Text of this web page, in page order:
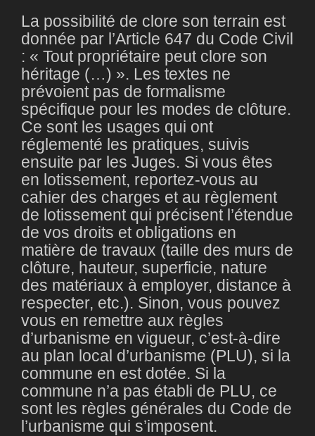
La possibilité de clore son terrain est
donnée par l’Article 647 du Code Civil
: « Tout propriétaire peut clore son
héritage (…) ». Les textes ne
prévoient pas de formalisme
spécifique pour les modes de clôture.
Ce sont les usages qui ont
réglementé les pratiques, suivis
ensuite par les Juges. Si vous êtes
en lotissement, reportez-vous au
cahier des charges et au règlement
de lotissement qui précisent l’étendue
de vos droits et obligations en
matière de travaux (taille des murs de
clôture, hauteur, superficie, nature
des matériaux à employer, distance à
respecter, etc.). Sinon, vous pouvez
vous en remettre aux règles
d’urbanisme en vigueur, c’est-à-dire
au plan local d’urbanisme (PLU), si la
commune en est dotée. Si la
commune n’a pas établi de PLU, ce
sont les règles générales du Code de
l’urbanisme qui s’imposent.